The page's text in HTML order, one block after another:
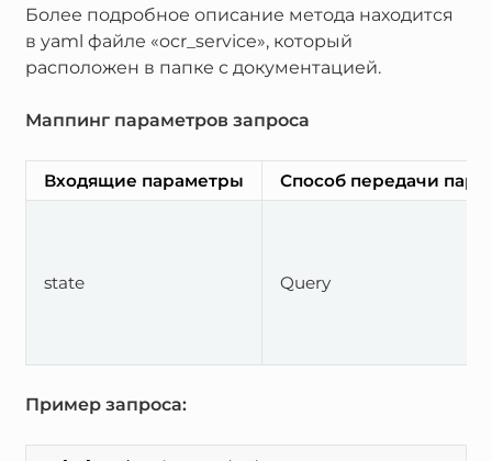
Более подробное описание метода находится
в yaml файле «ocr_service», который
расположен в папке с документацией.
Маппинг параметров запроса
Входящие параметры Способ передачи
state Query
Пример запроса: